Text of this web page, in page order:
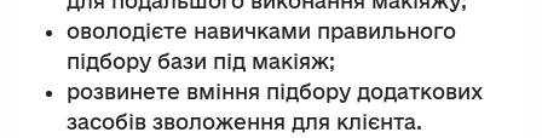
оволодієте навичками правильного
підбору бази під макіяж;
розвинете вміння підбору додаткових
засобів зволоження для клієнта.